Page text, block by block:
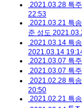
2021.03.28 특
22:53
2021.03.21 특
준 성도
2021.03.14 특
2021.03.14
2021.03.07 특
2021.03.07 특
2021.02.28 특
20:50
2021.02.21 특